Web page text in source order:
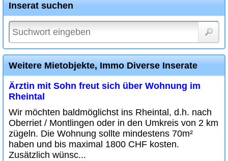
Inserat suchen
Weitere Mietobjekte, Immo Diverse Inserate
Ärztin mit Sohn freut sich über Wohnung im
Rheintal
Wir möchten baldmöglichst ins Rheintal, d.h. nach
Oberriet / Montlingen oder in den Umkreis von 2 km
zügeln. Die Wohnung sollte mindestens 70m²
haben und bis maximal 1800 CHF kosten.
Zusätzlich wünsc...